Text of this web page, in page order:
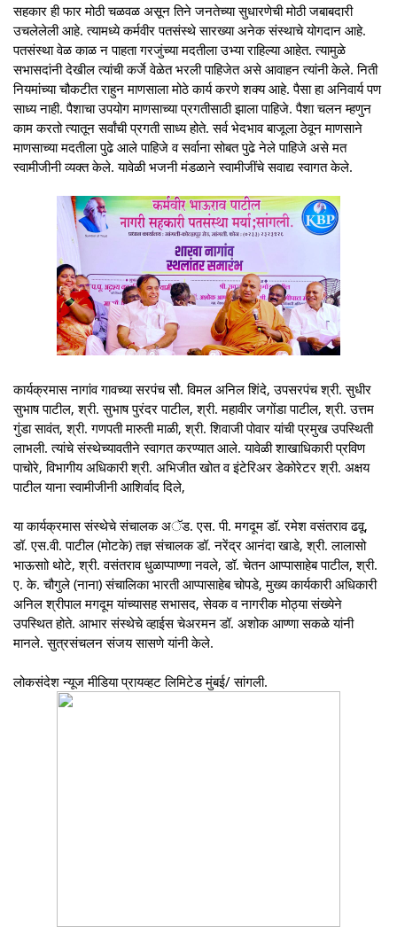
सहकार ही फार मोठी चळवळ असून तिने जनतेच्या सुधारणेची मोठी जबाबदारी
उचलेलेली आहे. त्यामध्ये कर्मवीर पतसंस्थे सारख्या अनेक संस्थाचे योगदान आहे.
पतसंस्था वेळ काळ न पाहता गरजुंच्या मदतीला उभ्या राहिल्या आहेत. त्यामुळे
सभासदांनी देखील त्यांची कर्जे वेळेत भरली पाहिजेत असे आवाहन त्यांनी केले. निती
नियमांच्या चौकटीत राहुन माणसाला मोठे कार्य करणे शक्य आहे. पैसा हा अनिवार्य पण
साध्य नाही. पैशाचा उपयोग माणसाच्या प्रगतीसाठी झाला पाहिजे. पैशा चलन म्हणुन
काम करतो त्यातून सर्वांची प्रगती साध्य होते. सर्व भेदभाव बाजूला ठेवून माणसाने
माणसाच्या मदतीला पुढे आले पाहिजे व सर्वाना सोबत पुढे नेले पाहिजे असे मत
स्वामीजीनी व्यक्त केले. यावेळी भजनी मंडळाने स्वामीजींचे सवाद्य स्वागत केले.
कार्यक्रमास नागांव गावच्या सरपंच सौ. विमल अनिल शिंदे, उपसरपंच श्री. सुधीर
सुभाष पाटील, श्री. सुभाष पुरंदर पाटील, श्री. महावीर जगोंडा पाटील, श्री. उत्तम
गुंडा सावंत, श्री. गणपती मारुती माळी, श्री. शिवाजी पोवार यांची प्रमुख उपस्थिती
लाभली. त्यांचे संस्थेच्यावतीने स्वागत करण्यात आले. यावेळी शाखाधिकारी प्रविण
पाचोरे, विभागीय अधिकारी श्री. अभिजीत खोत व इंटेरिअर डेकोरेटर श्री. अक्षय
पाटील याना स्वामीजीनी आशिर्वाद दिले,
या कार्यक्रमास संस्थेचे संचालक अॅड. एस. पी. मगदूम डॉ. रमेश वसंतराव ढवू,
डॉ. एस.वी. पाटील (मोटके) तज्ञ संचालक डॉ. नरेंद्र आनंदा खाडे, श्री. लालासो
भाऊसाो थोटे, श्री. वसंतराव धुळाप्पाण्णा नवले, डॉ. चेतन आप्पासाहेब पाटील, श्री.
ए. के. चौगुले (नाना) संचालिका भारती आप्पासाहेब चोपडे, मुख्य कार्यकारी अधिकारी
अनिल श्रीपाल मगदूम यांच्यासह सभासद, सेवक व नागरीक मोठ्या संख्येने
उपस्थित होते. आभार संस्थेचे व्हाईस चेअरमन डॉ. अशोक आण्णा सकळे यांनी
मानले. सुत्रसंचलन संजय सासणे यांनी केले.
लोकसंदेश न्यूज मीडिया प्रायव्हट लिमिटेड मुंबई/ सांगली.